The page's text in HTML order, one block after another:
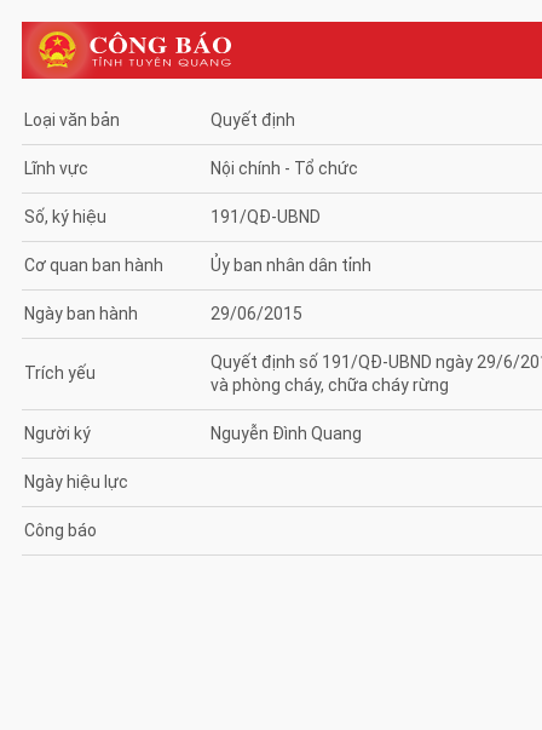
Loại văn bản Quyết định
Lĩnh vực Nội chính - Tổ chức
Số, ký hiệu 191/QĐ-UBND
Cơ quan ban hành Ủy ban nhân dân tỉnh
Ngày ban hành 29/06/2015
Trích yếu
Quyết định số 191/QĐ-UBND ngày 29/6/
và phòng cháy, chữa cháy rừng
Người ký Nguyễn Đình Quang
Ngày hiệu lực
Công báo